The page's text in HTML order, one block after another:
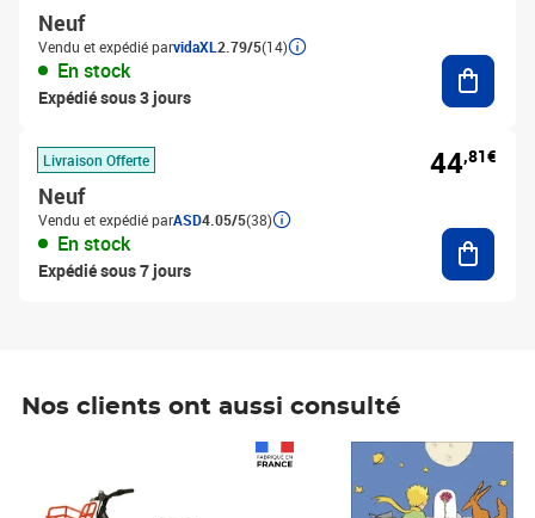
Neuf
Vendu et expédié parvidaXL 2.79/5(14)
En stock
Expédié sous 3 jours
Livraison Offerte
Neuf
Vendu et expédié parASD4.05/5(38)
En stock
Expédié sous 7 jours
44,81€
Nos clients ont aussi consulté
Prix 7,50€